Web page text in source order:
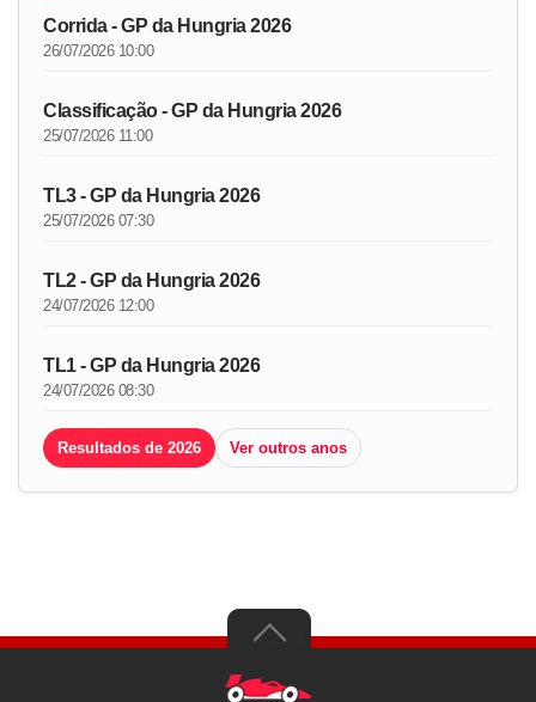
Corrida - GP da Hungria 2026
26/07/2026 10:00
Classificação - GP da Hungria 2026
25/07/2026 11:00
TL3 - GP da Hungria 2026
25/07/2026 07:30
TL2 - GP da Hungria 2026
24/07/2026 12:00
TL1 - GP da Hungria 2026
24/07/2026 08:30
Resultados de 2026 Ver outros anos